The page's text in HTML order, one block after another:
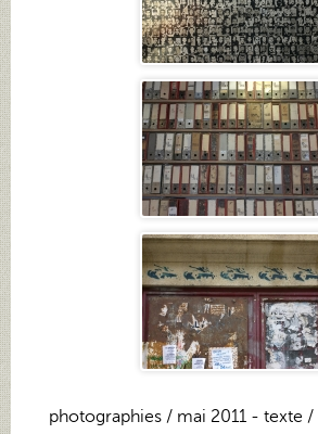
photographies / mai 2011 - texte